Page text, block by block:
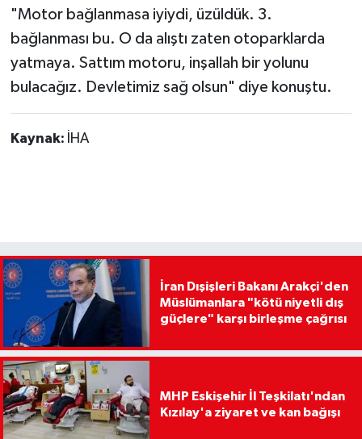
"Motor bağlanmasa iyiydi, üzüldük. 3.
bağlanması bu. O da alıştı zaten otoparklarda
yatmaya. Sattım motoru, inşallah bir yolunu
bulacağız. Devletimiz sağ olsun" diye konuştu.
Kaynak: İHA
İran Dışişleri Bakanı Arakçi'den
Müslümanlara "kötü niyetli dış
güçlere" karşı birleşme çağrısı
MHP Eskişehir İl Teşkilatı'ndan
Kızılay'a ziyaret ve kan bağışı